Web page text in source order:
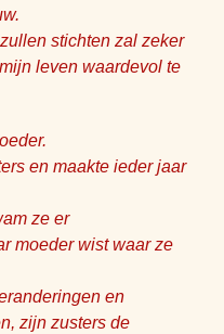
stichten zal zeker
leven waardevol te
en maakte ieder jaar
ze er
moeder wist waar ze
en
zijn zusters de